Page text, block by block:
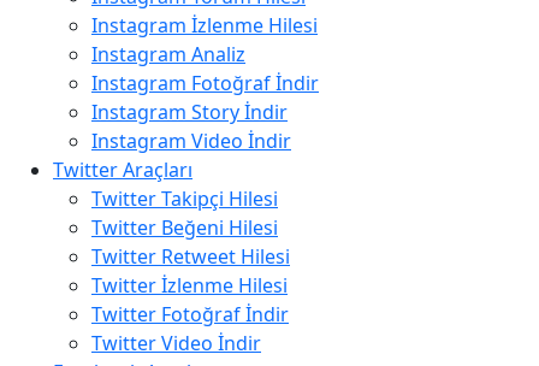
Instagram İzlenme Hilesi
Instagram Analiz
Instagram Fotoğraf İndir
Instagram Story İndir
Instagram Video İndir
Twitter Araçları
Twitter Takipçi Hilesi
Twitter Beğeni Hilesi
Twitter Retweet Hilesi
Twitter İzlenme Hilesi
Twitter Fotoğraf İndir
Twitter Video İndir